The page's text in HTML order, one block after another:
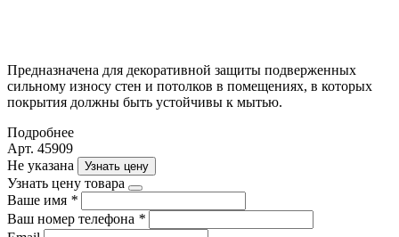
Предназначена для декоративной защиты подверженных
сильному износу стен и потолков в помещениях, в которых
покрытия должны быть устойчивы к мытью.
Подробнее
Арт. 45909
Не указана
Узнать цену
Узнать цену товара
Ваше имя *
Ваш номер телефона *